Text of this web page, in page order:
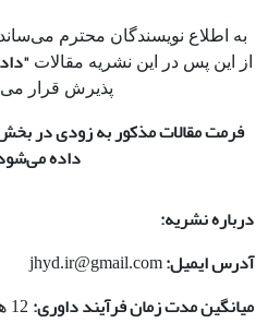
به اطلاع نویسندگان محترم
از این پس در این نشریه مقالات
پذیرش قرار
فرمت مقالات مذکور به زودی در
داده
درباره نشریه:
آدرس ایمیل: jhyd.ir@gmail.com
میانگین مدت زمان فرآیند داوری: